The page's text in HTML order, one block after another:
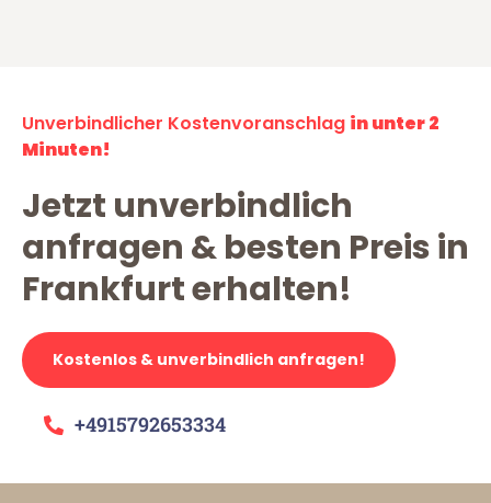
Unverbindlicher Kostenvoranschlag in unter 2
Minuten!
Jetzt unverbindlich
anfragen & besten Preis in
Frankfurt erhalten!
Kostenlos & unverbindlich anfragen!
+4915792653334